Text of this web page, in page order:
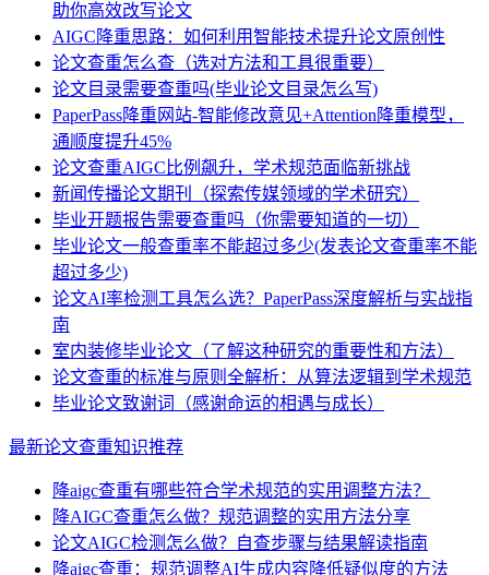
助你高效改写论文
AIGC降重思路：如何利用智能技术提升论文原创性
论文查重怎么查（选对方法和工具很重要）
论文目录需要查重吗(毕业论文目录怎么写)
PaperPass降重网站-智能修改意见+Attention降重模型，
通顺度提升45%
论文查重AIGC比例飙升，学术规范面临新挑战
新闻传播论文期刊（探索传媒领域的学术研究）
毕业开题报告需要查重吗（你需要知道的一切）
毕业论文一般查重率不能超过多少(发表论文查重率不能
超过多少)
论文AI率检测工具怎么选？PaperPass深度解析与实战指
南
室内装修毕业论文（了解这种研究的重要性和方法）
论文查重的标准与原则全解析：从算法逻辑到学术规范
毕业论文致谢词（感谢命运的相遇与成长）
最新论文查重知识推荐
降aigc查重有哪些符合学术规范的实用调整方法？
降AIGC查重怎么做？规范调整的实用方法分享
论文AIGC检测怎么做？自查步骤与结果解读指南
降aigc查重：规范调整AI生成内容降低疑似度的方法